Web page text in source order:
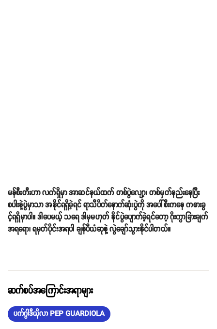
မန်စီးတီးဟာ လက်ရှိမှာ အာဆင်နယ်ထက် တစ်ပွဲလျော့၊ တစ်မှတ်နည်းနေပြီး
စပါးနဲ့ပွဲမှာသာ အနိုင်ရရှိခဲ့ရင် ရာသီပိတ်နောက်ဆုံးပွဲကို အပေါ်စီးကနေ ကစားခွ
င့်ရရှိမှာပါ။ ဒါပေမယ့် သရေ ဒါမှမဟုတ် နိုင်ပွဲပျောက်ခဲ့ရင်တော့ ဂိုးကွာခြားချက်
အရရော၊ ရမှတ်ပိုင်းအရပါ ချန်ပီယံဆုနဲ့ လွဲချော်သွားနိုင်ပါတယ်။
ဆက်စပ်အကြောင်းအရာများ
ပက်ဂွါဒီယိုလာ PEP GUARDIOLA